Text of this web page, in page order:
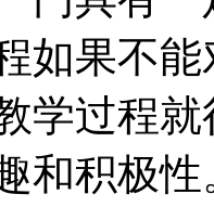
如果不
学过程
和积极